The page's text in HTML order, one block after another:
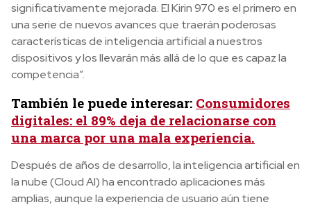
significativamente mejorada. El Kirin 970 es el primero en
una serie de nuevos avances que traerán poderosas
características de inteligencia artificial a nuestros
dispositivos y los llevarán más allá de lo que es capaz la
competencia”.
También le puede interesar: Consumidores
digitales: el 89% deja de relacionarse con
una marca por una mala experiencia.
Después de años de desarrollo, la inteligencia artificial en
la nube (Cloud AI) ha encontrado aplicaciones más
amplias, aunque la experiencia de usuario aún tiene